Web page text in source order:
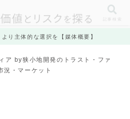
り主体的な選択を【媒体概要】
ア by狭小地開発のトラスト・ファ
況・マーケット